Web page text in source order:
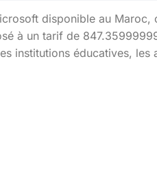
disponible au Maroc,
à un tarif de
institutions éducatives, les